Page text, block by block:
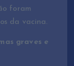
foram
da vacina.
graves e